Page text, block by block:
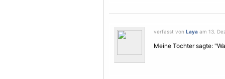
verfasst von Laya am 13.
Meine Tochter sagte: